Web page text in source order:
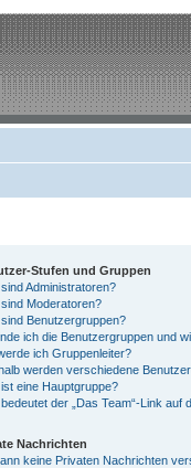
Stufen und Gruppen
Administratoren?
Moderatoren?
Benutzergruppen?
ich die Benutzergruppen und
ich Gruppenleiter?
werden verschiedene
eine Hauptgruppe?
der „Das Team“-Link auf
Nachrichten
keine Privaten Nachrichten